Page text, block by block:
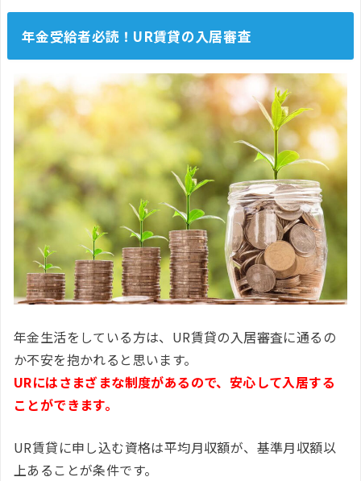
年金受給者必読！UR賃貸の入居審査
年金生活をしている方は、UR賃貸の入居審査に通るの
か不安を抱かれると思います。
URにはさまざまな制度があるので、安心して入居する
ことができます。
UR賃貸に申し込む資格は平均月収額が、基準月収額以
上あることが条件です。